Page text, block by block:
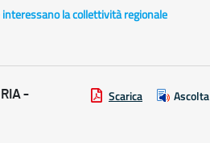
la collettività regionale
-
Scarica Ascolta